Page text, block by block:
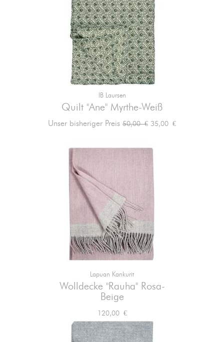
IB Laursen
Quilt "Ane" Myrthe-Weiß
Unser bisheriger Preis Verkaufspreis
50,00 € Preis
35,00 €
Lapuan Kankurit
Wolldecke "Rauha" Rosa-
Beige
Preis
120,00 €